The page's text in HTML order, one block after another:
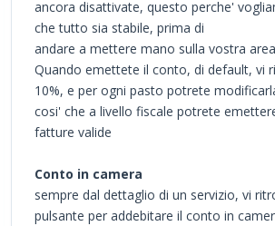
ancora disattivate, questo perche'
che tutto sia stabile, prima di
andare a mettere mano sulla vostra
Quando emettete il conto, di default, vi
10%, e per ogni pasto potrete
cosi' che a livello fiscale potrete
fatture valide
Conto in camera
sempre dal dettaglio di un servizio, vi
pulsante per addebitare il conto in